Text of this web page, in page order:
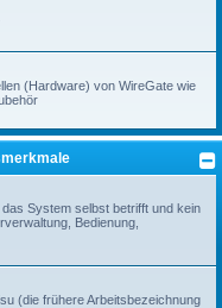
(Hardware) von WireGate wie
System selbst betrifft und kein
Bedienung,
(die frühere Arbeitsbezeichnung